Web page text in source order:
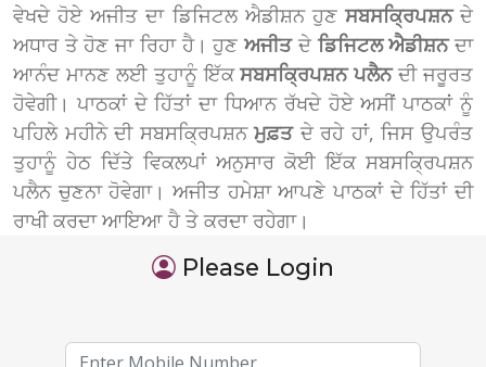
ਵੇਖਦੇ ਹੋਏ ਅਜੀਤ ਦਾ ਡਿਜਿਟਲ ਐਡੀਸ਼ਨ ਹੁਣ ਸਬਸਕ੍ਰਿਪਸ਼ਨ ਦੇ
ਅਧਾਰ ਤੇ ਹੋਣ ਜਾ ਰਿਹਾ ਹੈ। ਹੁਣਅਜੀਤਦੇ ਡਿਜਿਟਲ ਐਡੀਸ਼ਨਦਾ
ਆਨੰਦ ਮਾਨਣ ਲਈ ਤੁਹਾਨੂੰ ਇੱਕਸਬਸਕ੍ਰਿਪਸ਼ਨ ਪਲੈਨਦੀ ਜਰੂਰਤ
ਹੋਵੇਗੀ। ਪਾਠਕਾਂ ਦੇ ਹਿੱਤਾਂ ਦਾ ਧਿਆਨ ਰੱਖਦੇ ਹੋਏ ਅਸੀਂ ਪਾਠਕਾਂ ਨੂੰ
ਪਹਿਲੇ ਮਹੀਨੇ ਦੀ ਸਬਸਕ੍ਰਿਪਸ਼ਨਮੁਫ਼ਤਦੇ ਰਹੇ ਹਾਂ, ਜਿਸ ਉਪਰੰਤ
ਤੁਹਾਨੂੰ ਹੇਠ ਦਿੱਤੇ ਵਿਕਲਪਾਂ ਅਨੁਸਾਰ ਕੋਈ ਇੱਕ ਸਬਸਕ੍ਰਿਪਸ਼ਨ
ਪਲੈਨ ਚੁਣਨਾ ਹੋਵੇਗਾ। ਅਜੀਤ ਹਮੇਸ਼ਾ ਆਪਣੇ ਪਾਠਕਾਂ ਦੇ ਹਿੱਤਾਂ ਦੀ
ਰਾਖੀ ਕਰਦਾ ਆਇਆ ਹੈ ਤੇ ਕਰਦਾ ਰਹੇਗਾ।
Please Login